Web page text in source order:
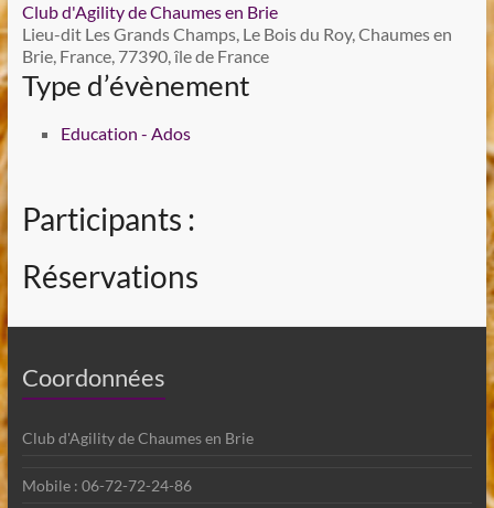
Club d'Agility de Chaumes en Brie
Lieu-dit Les Grands Champs, Le Bois du Roy, Chaumes en
Brie, France, 77390, île de France
Type d’évènement
Education - Ados
Participants :
Réservations
Coordonnées
Club d'Agility de Chaumes en Brie
Mobile : 06-72-72-24-86